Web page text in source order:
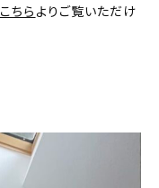
ちら よりご覧いただけ